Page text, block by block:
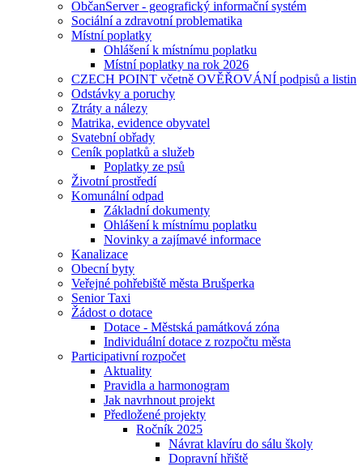
ObčanServer - geografický informační systém
Sociální a zdravotní problematika
Místní poplatky
Ohlášení k místnímu poplatku
Místní poplatky na rok 2026
CZECH POINT včetně OVĚŘOVÁNÍ podpisů a listin
Odstávky a poruchy
Ztráty a nálezy
Matrika, evidence obyvatel
Svatební obřady
Ceník poplatků a služeb
Poplatky ze psů
Životní prostředí
Komunální odpad
Základní dokumenty
Ohlášení k místnímu poplatku
Novinky a zajímavé informace
Kanalizace
Obecní byty
Veřejné pohřebiště města Brušperka
Senior Taxi
Žádost o dotace
Dotace - Městská památková zóna
Individuální dotace z rozpočtu města
Participativní rozpočet
Aktuality
Pravidla a harmonogram
Jak navrhnout projekt
Předložené projekty
Ročník 2025
Návrat klavíru do sálu školy
Dopravní hřiště